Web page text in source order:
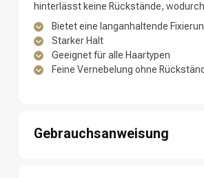
hinterlässt keine Rückstände,
Bietet eine langanhaltende
Starker Halt
Geeignet für alle Haartypen
Feine Vernebelung ohne
Gebrauchsanweisung